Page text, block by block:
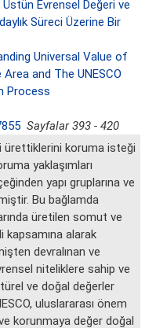
Üstün Evrensel Değeri ve
Süreci Üzerine Bir
Universal Value of
and The UNESCO
Process
Sayfalar 393 - 420
ürettiklerini koruma isteği
yaklaşımları
yapı gruplarına ve
Bu bağlamda
üretilen somut ve
alarak
devralınan ve
niteliklere sahip ve
ve doğal değerler
uluslararası önem
korunmaya değer doğal